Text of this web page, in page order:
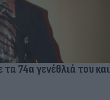
74α γενέθλιά του και